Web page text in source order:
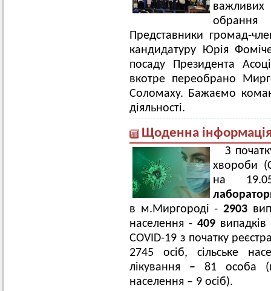
обрання
Представники громад-
кандидатуру Юрія
посаду Президента
вкотре переобрано
Соломаху. Бажаємо
діяльності.
Щоденна інформація
З
хвороби
на
в м.Миргороді - 2903
населення -409 випадків
COVID-19 з початку
2745 осіб, сільське
лікування – 81 особа
населення – 9 осіб).